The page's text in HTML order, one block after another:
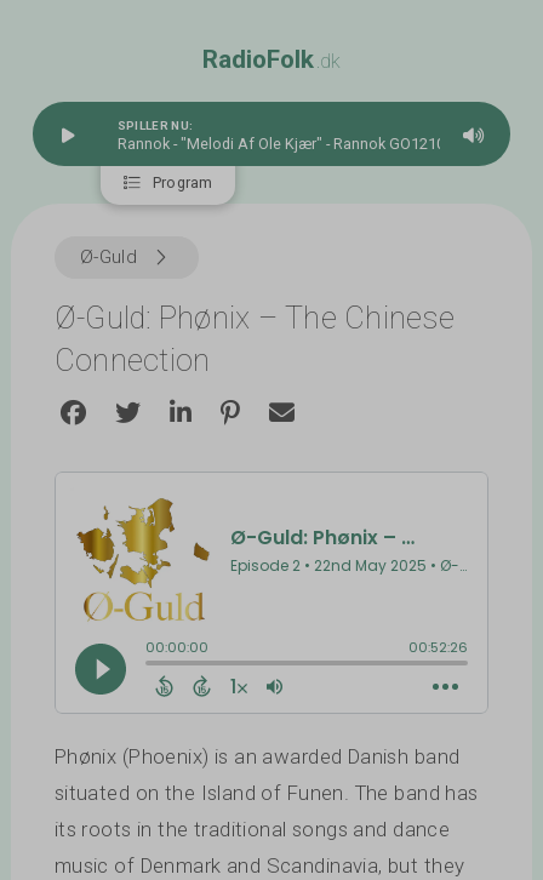
RadioFolk.dk
SPILLER NU:
Rannok - "Melodi Af Ole Kjær" - Rannok GO1210
Program
Ø-Guld
Ø-Guld: Phønix – The Chinese
Connection
Phønix (Phoenix) is an awarded Danish band
situated on the Island of Funen. The band has
its roots in the traditional songs and dance
music of Denmark and Scandinavia, but they